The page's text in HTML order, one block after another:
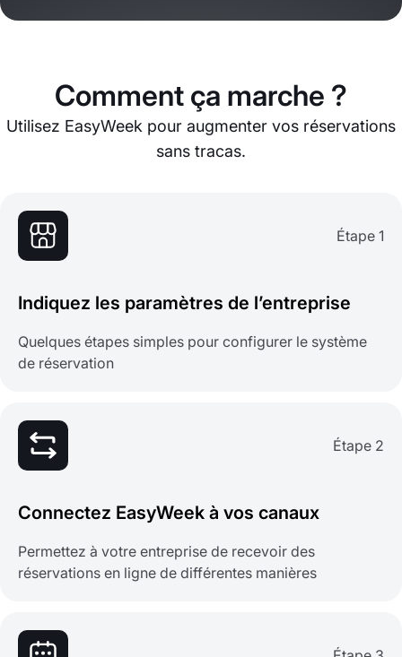
Comment ça marche ?
Utilisez EasyWeek pour augmenter vos réservations
sans tracas.
Étape 1
Indiquez les paramètres de l’entreprise
Quelques étapes simples pour configurer le système
de réservation
Étape 2
Connectez EasyWeek à vos canaux
Permettez à votre entreprise de recevoir des
réservations en ligne de différentes manières